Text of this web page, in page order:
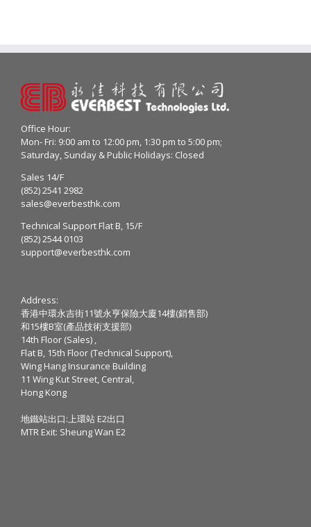
Office Hour:
Mon- Fri: 9:00 am to 12:00 pm, 1:30 pm to 5:00 pm;
Saturday, Sunday & Public Holidays: Closed
Sales 14/F
(852) 2541 2982
sales@everbesthk.com
Technical Support Flat B, 15/F
(852) 2544 0103
support@everbesthk.com
Address:
香港中環永吉街11號永亨保險大廈14樓(銷售部)
和15樓B室(產品技術支援部)
14th Floor (Sales) ,
Flat B, 15th Floor (Technical Support),
Wing Hang Insurance Building
11 Wing Kut Street, Central,
Hong Kong
地鐵站出口:上環站 E2出口
MTR Exit: Sheung Wan E2